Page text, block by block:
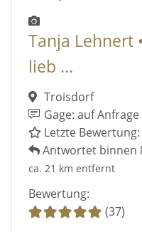
Tanja Lehnert
lieb ...
Troisdorf
Gage: auf Anfrage
Letzte Bewertung:
Antwortet binnen
ca. 21 km entfernt
Bewertung:
(37)